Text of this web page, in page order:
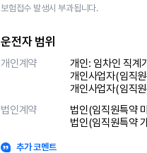
보험접수 발생시 부과됩니다.
운전자 범위
개인계약
개인: 임차인 직계
개인사업자(임직
개인사업자(임직
법인계약
법인(임직원특약
법인(임직원특약
추가 코멘트